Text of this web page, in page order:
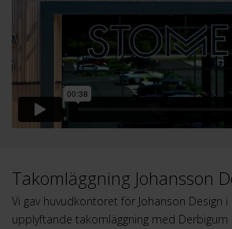
Takomläggning Johansson
Vi gav huvudkontoret för Johanson Design
upplyftande takomläggning med Derbigum